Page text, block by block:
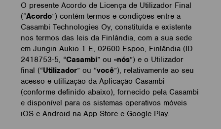
O presente Acordo de Licença de Utilizador Final
(“Acordo”) contém termos e condições entre a
Casambi Technologies Oy, constituída e existente
nos termos das leis da Finlândia, com a sua sede
em Jungin Aukio 1 E, 02600 Espoo, Finlândia (ID
2418753-5, “Casambi” ou «nós”) e o Utilizador
final (“Utilizador” ou “você”), relativamente ao seu
acesso e utilização da Aplicação Casambi
(conforme definido abaixo), fornecido pela Casambi
e disponível para os sistemas operativos móveis
iOS e Android na App Store e Google Play.